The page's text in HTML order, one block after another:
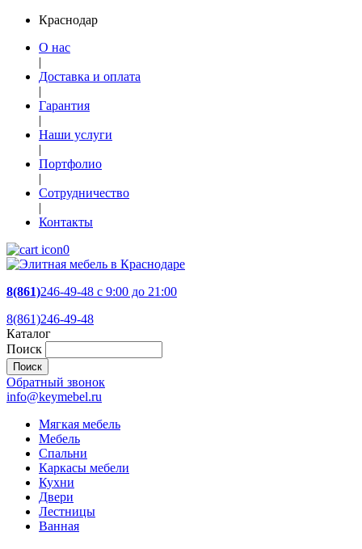
Краснодар
О нас
|
Доставка и оплата
|
Гарантия
|
Наши услуги
|
Портфолио
|
Сотрудничество
|
Контакты
0
8(861)246-49-48 c 9:00 до 21:00
8(861)246-49-48
Каталог
Поиск
Обратный звонок
info@keymebel.ru
Мягкая мебель
Мебель
Спальни
Каркасы мебели
Кухни
Двери
Лестницы
Ванная